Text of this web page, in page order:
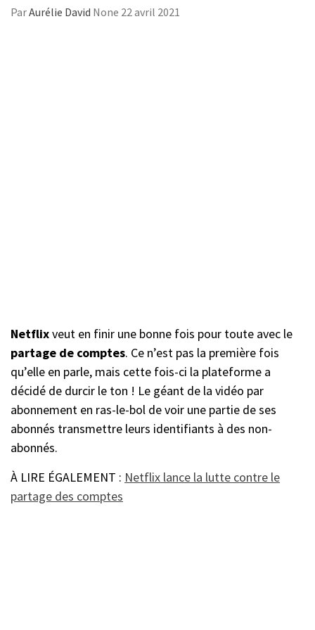
ParAurélie David None 22 avril 2021
Netflixveut en finir une bonne fois pour toute avec le
partage de comptes. Ce n’est pas la première fois
qu’elle en parle, mais cette fois-ci la plateforme a
décidé de durcir le ton ! Le géant de la vidéo par
abonnement en ras-le-bol de voir une partie de ses
abonnés transmettre leurs identifiants à des non-
abonnés.
À LIRE ÉGALEMENT : Netflix lance la lutte contre le
partage des comptes